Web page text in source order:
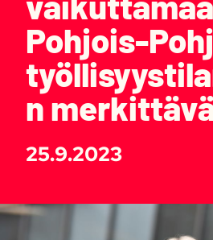
Pohjois-
n
25.9.2023